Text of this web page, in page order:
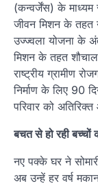
(कन्वर्जेंस) के
जीवन मिशन के तहत
उज्ज्वला योजना के
मिशन के तहत शौचालय
राष्ट्रीय ग्रामीण
निर्माण के लिए 90
परिवार को
बचत से हो रही बच्चों
नए पक्के घर ने
अब उन्हें हर वर्ष